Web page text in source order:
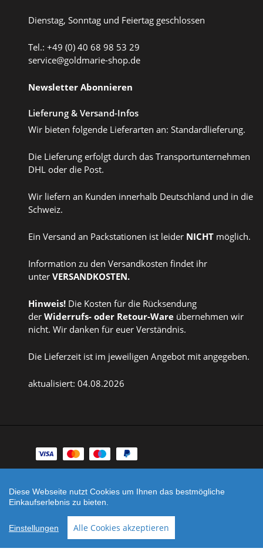
Dienstag, Sonntag und Feiertag geschlossen
Tel.: +49 (0) 40 68 98 53 29
service@goldmarie-shop.de
Newsletter Abonnieren
Lieferung & Versand-Infos
Wir bieten folgende Lieferarten an: Standardlieferung.
Die Lieferung erfolgt durch das Transportunternehmen
DHL oder die Post.
Wir liefern an Kunden innerhalb Deutschland und in die
Schweiz.
Ein Versand an Packstationen ist leider NICHT möglich.
Information zu den Versandkosten findet ihr
unter VERSANDKOSTEN.
Hinweis! Die Kosten für die Rücksendung
der Widerrufs- oder Retour-Ware übernehmen wir
nicht. Wir danken für euer Verständnis.
Die Lieferzeit ist im jeweiligen Angebot mit angegeben.
aktualisiert: 04.08.2026
Zahlungsarten
Shop erstellt mit
VersaCommerce.
lokal.de
Diese Webseite nutzt Cookies um Ihnen das bestmögliche
Einkaufserlebnis zu bieten.
Einstellungen Alle Cookies akzeptieren